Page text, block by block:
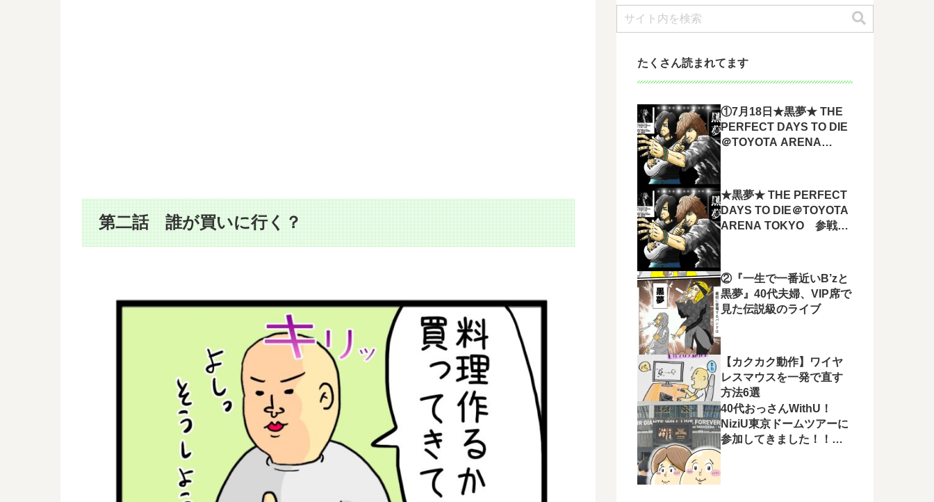
第二話 誰が買いに行く？
たくさん読まれてます
①7月18日★黒夢★ THE
PERFECT DAYS TO DIE
＠TOYOTA ARENA
★黒夢★ THE PERFECT
DAYS TO DIE＠TOYOTA
ARENA TOKYO 参戦チ
②『一生で一番近いB’zと
黒夢』40代夫婦、VIP席で
見た伝説級のライブ
【カクカク動作】ワイヤ
レスマウスを一発で直す
方法6選
40代おっさんWithU！
NiziU東京ドームツアーに
参加してきました！！結